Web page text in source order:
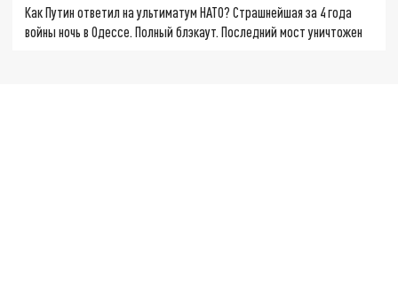
Как Путин ответил на ультиматум НАТО? Страшнейшая за 4 года
войны ночь в Одессе. Полный блэкаут. Последний мост уничтожен